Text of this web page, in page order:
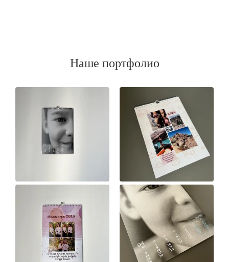
Наше портфолио